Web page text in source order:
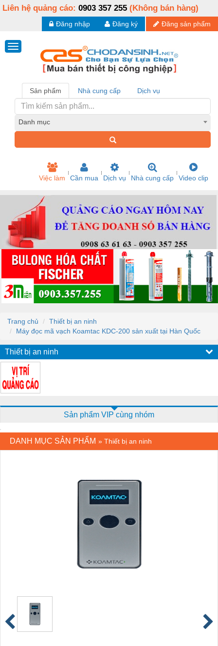
Liên hệ quảng cáo: 0903 357 255 (Không bán hàng)
Đăng sản phẩm
Đăng ký
Đăng nhập
Sản phẩm Nhà cung cấp Dịch vụ
Danh mục
Việc làm Cần mua Dịch vụ Nhà cung cấp Video clip
Trang chủ
Thiết bị an ninh
Máy đọc mã vạch Koamtac KDC-200 sản xuất tại Hàn Quốc
Thiết bị an ninh
Sản phẩm VIP cùng nhóm
DANH MỤC SẢN PHẨM » Thiết bị an ninh